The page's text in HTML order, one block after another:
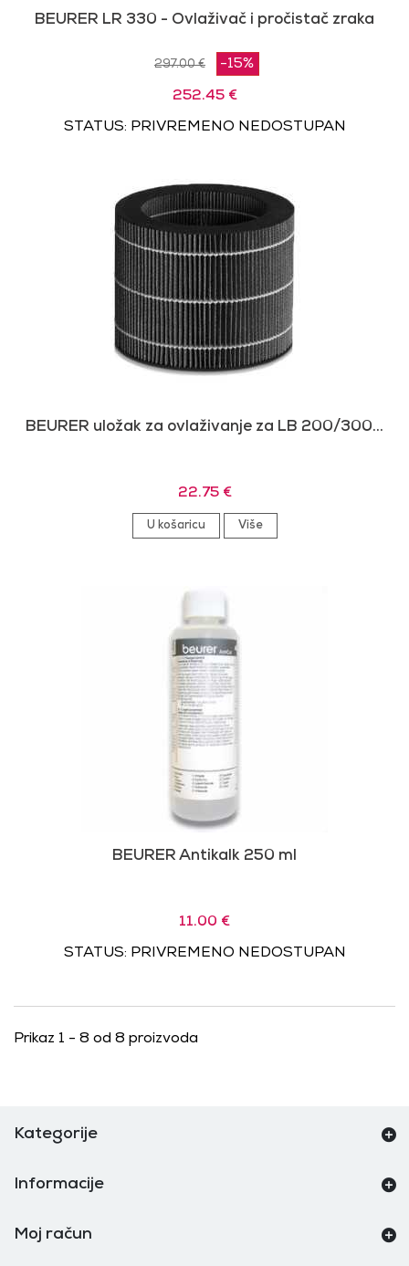
BEURER LR 330 - Ovlaživač i pročistač zraka
297.00 € -15%
252.45 €
STATUS: PRIVREMENO NEDOSTUPAN
BEURER uložak za ovlaživanje za LB 200/300...
22.75 €
U košaricu Više
BEURER Antikalk 250 ml
11.00 €
STATUS: PRIVREMENO NEDOSTUPAN
Prikaz 1 - 8 od 8 proizvoda
Kategorije
Informacije
Moj račun